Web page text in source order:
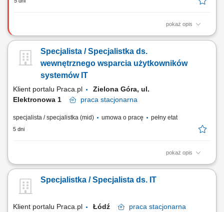
pokaż opis
Main responsibilities: Managing, resolving and posting updates for any
designated platform for communication between the learners, mentors
and teacher staff, Managing the customer’s problems through effective
diagnosis, resolution...
Specjalista / Specjalistka ds.
wewnętrznego wsparcia użytkowników
systemów IT
Klient portalu Praca.pl
Zielona Góra, ul.
Elektronowa 1​​
praca stacjonarna
specjalista / specjalistka (mid) umowa o pracę pełny etat
5 dni
pokaż opis
Wsparcie użytkowników w rozwiązywaniu problemów związanych ze
urządzeń IT. Instalacja i aktualizacja oprogramowania. Konfiguracja
oraz relokacja sprzętu komputerowego między lokalizacjami. Dbanie o
Specjalistka / Specjalista ds. IT
Klient portalu Praca.pl Łódź praca stacjonarna